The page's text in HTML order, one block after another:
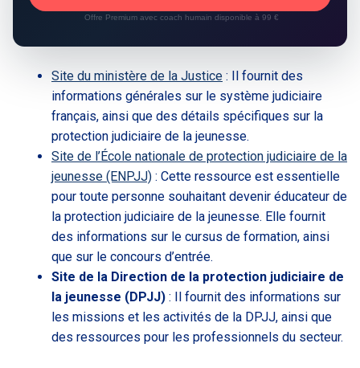
Offre Premium avec coach humain disponible à 99 €
Site du ministère de la Justice : Il fournit des
informations générales sur le système judiciaire
français, ainsi que des détails spécifiques sur la
protection judiciaire de la jeunesse.
Site de l’École nationale de protection judiciaire de la
jeunesse (ENPJJ) : Cette ressource est essentielle
pour toute personne souhaitant devenir éducateur de
la protection judiciaire de la jeunesse. Elle fournit
des informations sur le cursus de formation, ainsi
que sur le concours d’entrée.
Site de la Direction de la protection judiciaire de
la jeunesse (DPJJ) : Il fournit des informations sur
les missions et les activités de la DPJJ, ainsi que
des ressources pour les professionnels du secteur.